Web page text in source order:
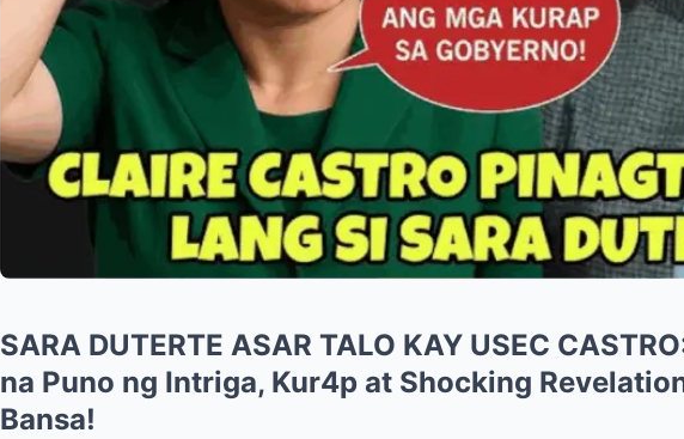
SARA DUTERTE ASAR TALO KAY USEC
na Puno ng Intriga, Kur4p at Shocking
Bansa!